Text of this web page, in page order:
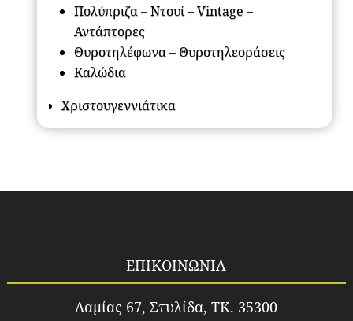
Πολύπριζα – Ντουί – Vintage –
Αντάπτορες
Θυροτηλέφωνα – Θυροτηλεοράσεις
Καλώδια
Χριστουγεννιάτικα
ΕΠΙΚΟΙΝΩΝΙΑ
Λαμίας 67, Στυλίδα, TK. 35300